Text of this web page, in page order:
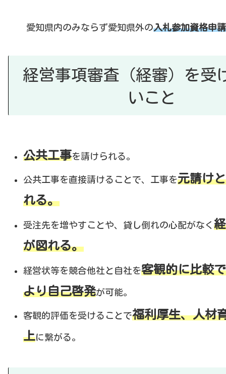
愛知県内のみならず愛知県外の入札参加資格申
経営事項審査（経審）を受
いこと
公共工事を請けられる。
公共工事を直接請けることで、工事を元請け
れる。
受注先を増やすことや、貸し倒れの心配がなく
が図れる。
経営状等を競合他社と自社を客観的に比較
より自己啓発が可能。
客観的評価を受けることで福利厚生、人材
上に繋がる。